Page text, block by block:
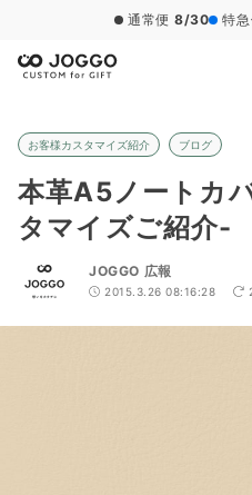
通常便 8/30 特
お客様カスタマイズ紹介 ブログ
本革A5ノートカ
タマイズご紹介-
JOGGO 広報
2015.3.26 08:16:28